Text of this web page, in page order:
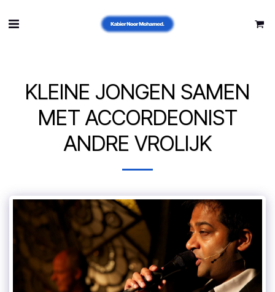
KLEINE JONGEN SAMEN
MET ACCORDEONIST
ANDRE VROLIJK